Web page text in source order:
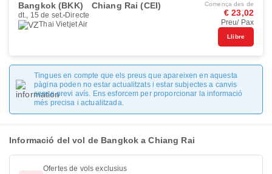
Bangkok (BKK) Chiang Rai (CEI)
dt., 15 de set. Directe
Thai Vietjet Air
Comença des de
€ 23,02
Preu/ Pax
Llibre
Tingues en compte que els preus que apareixen en aquesta
pàgina poden no estar actualitzats i estar subjectes a canvis
sense previ avís. Ens esforcem per proporcionar la informació
més precisa i actualitzada.
Informació del vol de Bangkok a Chiang Rai
Ofertes de vols exclusius